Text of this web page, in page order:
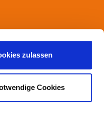
zulassen
Cookies